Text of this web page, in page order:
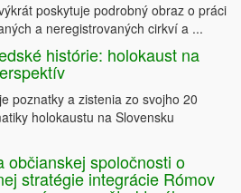
poskytuje podrobný obraz o práci
a neregistrovaných cirkví a ...
histórie: holokaust na
poznatky a zistenia zo svojho 20
holokaustu na Slovensku
občianskej spoločnosti o
stratégie integrácie Rómov